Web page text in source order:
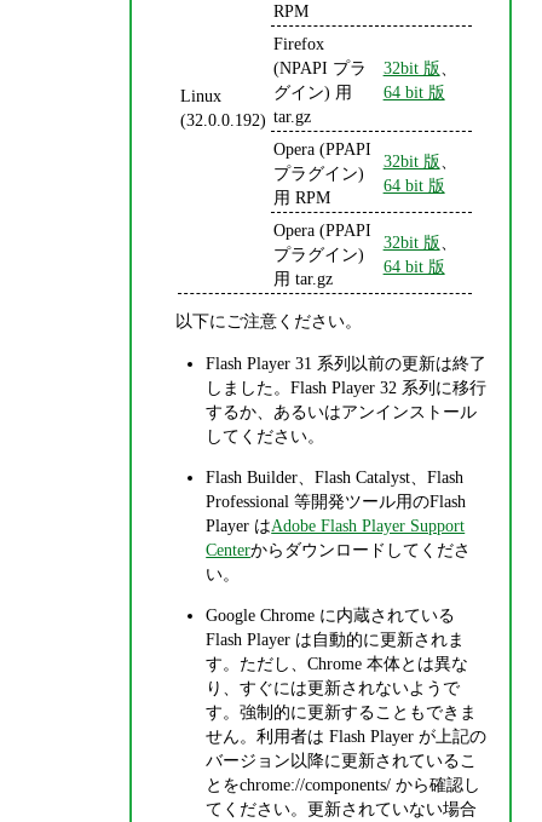
Linux
(32.0.0.192)
RPM
Firefox
(NPAPI プラ
グイン) 用
tar.gz
32bit 版
64 bit 版
Opera (PPAPI
プラグイン)
用 RPM
32bit 版
64 bit 版
Opera (PPAPI
プラグイン)
用 tar.gz
32bit 版
64 bit 版
以下にご注意ください。
Flash Player 31 系列以前の更新は終了
しました。Flash Player 32 系列に移行
するか、あるいはアンインストール
してください。
Flash Builder、Flash Catalyst、Flash
Professional 等開発ツール用のFlash
Player はAdobe Flash Player Support
Centerからダウンロードしてくださ
い。
Google Chrome に内蔵されている
Flash Player は自動的に更新されま
す。ただし、Chrome 本体とは異な
り、すぐには更新されないようで
す。強制的に更新することもできま
せん。利用者は Flash Player が上記の
バージョン以降に更新されているこ
とをchrome://components/ から確認し
てください。更新されていない場合